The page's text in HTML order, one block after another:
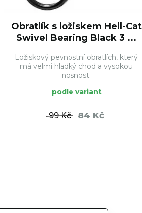
Obratlík s ložiskem Hell-Cat
Swivel Bearing Black 3 ...
Ložiskový pevnostní obratlích, který
má velmi hladký chod a vysokou
nosnost.
podle variant
99 Kč 84 Kč